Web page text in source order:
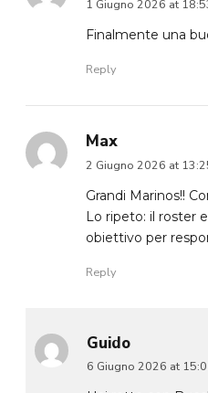
1 Giugno 2026 at
Finalmente una
Reply
Max
2 Giugno 2026 at
Grandi Marinos!!
Lo ripeto: il roster
obiettivo per
Reply
Guido
6 Giugno 2026 at